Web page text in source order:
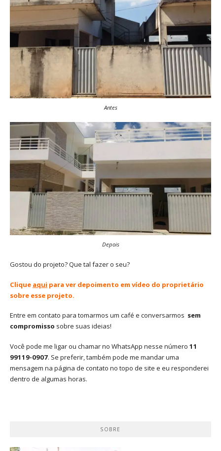
Antes
Depois
Gostou do projeto? Que tal fazer o seu?
Clique aqui para ver depoimento em vídeo do proprietário
sobre esse projeto.
Entre em contato para tomarmos um café e conversarmos sem
compromisso sobre suas ideias!
Você pode me ligar ou chamar no WhatsApp nesse número 11
99119-0907. Se preferir, também pode me mandar uma
mensagem na página de contato no topo de site e eu responderei
dentro de algumas horas.
SOBRE